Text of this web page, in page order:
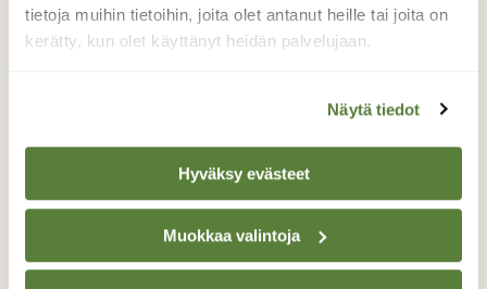
tietoja muihin tietoihin, joita olet antanut heille tai joita on
kerätty, kun olet käyttänyt heidän palvelujaan.
Näytä tiedot
Hyväksy evästeet
Muokkaa valintoja
Pellon laitamilla lenteli keltatäplähiipijä.
Perhonen jota itse en ole koskaan etelä-
Valokuvaaja: Anneli Hernesaho, Kauhava 23.6.2015
TAKAISIN LISTAAN